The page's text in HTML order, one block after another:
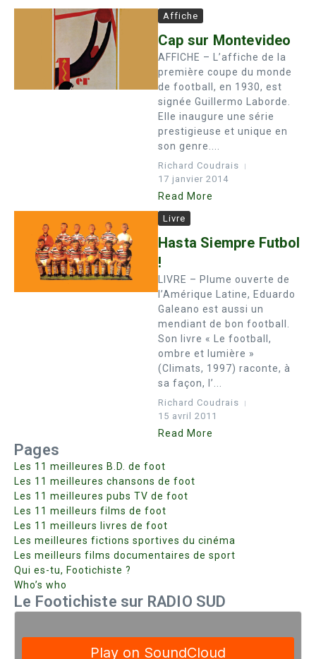
Affiche
Cap sur Montevideo
AFFICHE – L’affiche de la
première coupe du monde
de football, en 1930, est
signée Guillermo Laborde.
Elle inaugure une série
prestigieuse et unique en
son genre....
Richard Coudrais
17 janvier 2014
Read More
Livre
Hasta Siempre Futbol
!
LIVRE – Plume ouverte de
l’Amérique Latine, Eduardo
Galeano est aussi un
mendiant de bon football.
Son livre « Le football,
ombre et lumière »
(Climats, 1997) raconte, à
sa façon, l’...
Richard Coudrais
15 avril 2011
Read More
Pages
Les 11 meilleures B.D. de foot
Les 11 meilleures chansons de foot
Les 11 meilleures pubs TV de foot
Les 11 meilleurs films de foot
Les 11 meilleurs livres de foot
Les meilleures fictions sportives du cinéma
Les meilleurs films documentaires de sport
Qui es-tu, Footichiste ?
Who’s who
Le Footichiste sur RADIO SUD